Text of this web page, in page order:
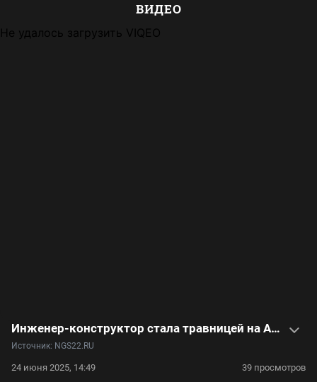
ВИДЕО
Не удалось загрузить VIQEO
Инженер-конструктор стала травницей на Алтае и уже 17 лет питается дикоросами: видео
Источник: NGS22.RU
24 июня 2025, 14:49 39 просмотров